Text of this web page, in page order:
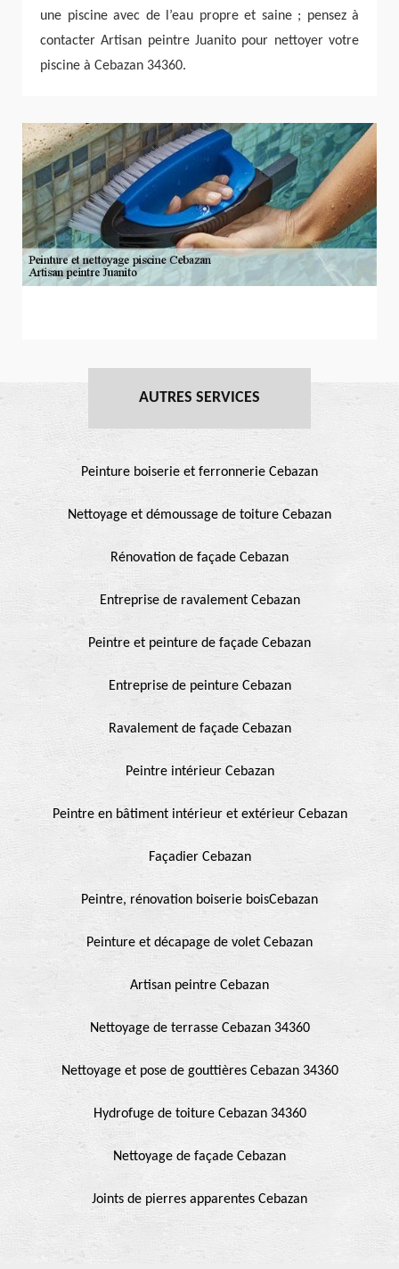
une piscine avec de l’eau propre et saine ; pensez à
contacter Artisan peintre Juanito pour nettoyer votre
piscine à Cebazan 34360.
AUTRES SERVICES
Peinture boiserie et ferronnerie Cebazan
Nettoyage et démoussage de toiture Cebazan
Rénovation de façade Cebazan
Entreprise de ravalement Cebazan
Peintre et peinture de façade Cebazan
Entreprise de peinture Cebazan
Ravalement de façade Cebazan
Peintre intérieur Cebazan
Peintre en bâtiment intérieur et extérieur Cebazan
Façadier Cebazan
Peintre, rénovation boiserie boisCebazan
Peinture et décapage de volet Cebazan
Artisan peintre Cebazan
Nettoyage de terrasse Cebazan 34360
Nettoyage et pose de gouttières Cebazan 34360
Hydrofuge de toiture Cebazan 34360
Nettoyage de façade Cebazan
Joints de pierres apparentes Cebazan